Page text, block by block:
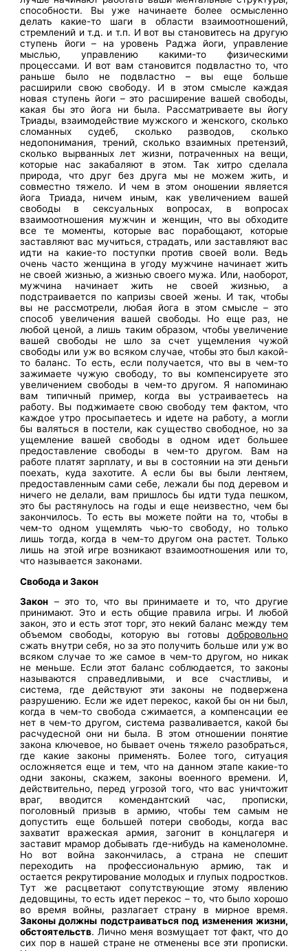
способности. Вы уже начинаете более осмысленно
делать какие-то шаги в области взаимоотношений,
стремлений и т.д. и т.п. И вот вы становитесь на другую
ступень йоги – на уровень Раджа йоги, управление
мыслью, управлению какими-то физическими
процессами. И вот вам становится подвластно то, что
раньше было не подвластно – вы еще больше
расширили свою свободу. И в этом смысле каждая
новая ступень йоги – это расширение вашей свободы,
какая бы это йога ни была. Рассматриваете вы йогу
Триады, взаимодействие мужского и женского, сколько
сломанных судеб, сколько разводов, сколько
недопонимания, трений, сколько взаимных претензий,
сколько вырванных лет жизни, потраченных на вещи,
которые нас закабаляют в этом. Так хитро сделала
природа, что друг без друга мы не можем жить, и
совместно тяжело. И чем в этом оношении является
йога Триада, ничем иным, как увеличением вашей
свободы в сексуальных вопросах, в вопросах
взаимоотношения мужчин и женщин, что вы обходите
все те моменты, которые вас порабощают, которые
заставляют вас мучиться, страдать, или заставляют вас
идти на какие-то поступки против своей воли. Ведь
очень часто женщина в угоду мужчине начинает жить
не своей жизнью, а жизнью своего мужа. Или, наоборот,
мужчина начинает жить не своей жизнью, а
подстраивается по капризы своей жены. И так, чтобы
вы не рассмотрели, любая йога в этом смысле – это
способ увеличения вашей свободы. Но еще раз, не
любой ценой, а лишь таким образом, чтобы увеличение
вашей свободы не шло за счет ущемления чужой
свободы или уж во всяком случае, чтобы это был какой-
то баланс. То есть, если получается, что вы в чем-то
зажимаете чужую свободу, то вы компенсируете это
увеличением свободы в чем-то другом. Я напоминаю
вам типичный пример, когда вы устраиваетесь на
работу. Вы поджимаете свою свободу тем фактом, что
каждое утро просыпаетесь и идете на работу, а могли
бы валяться в постели, как существо свободное, но за
ущемление вашей свободы в одном идет большее
предоставление свободы в чем-то другом. Вам на
работе платят зарплату, и вы в состоянии на эти деньги
поехать, куда захотите. А если бы вы были лентяем,
предоставленным сами себе, лежали бы под деревом и
ничего не делали, вам пришлось бы идти туда пешком,
это бы растянулось на годы и еще неизвестно, чем бы
закончилось. То есть вы можете пойти на то, чтобы в
чем-то одном ущемлять чью-то свободу, но только
лишь тогда, когда в чем-то другом она растет. Только
лишь на этой игре возникают взаимоотношения или то,
что называется законами.
Свобода и Закон
Закон – это то, что вы принимаете и то, что другие
принимают. Это и есть общие правила игры. И любой
закон, это и есть этот торг, это некий баланс между тем
объемом свободы, которую вы готовы добровольно
сжать внутри себя, но за это получить больше или уж во
всяком случае то же самое в чем-то другом, но никак
не меньше. Если этот баланс соблюдается, то законы
называются справедливыми, и все счастливы, и
система, где действуют эти законы не подвержена
разрушению. Если же идет перекос, какой бы он ни был,
когда в чем-то свобода сжимается, а компенсации ее
нет в чем-то другом, система разваливается, какой бы
расчудесной они ни была. В этом отношении понятие
закона ключевое, но бывает очень тяжело разобраться,
где какие законы применять. Более того, ситуация
осложняется еще и тем, что на данном этапе какие-то
одни законы, скажем, законы военного времени. И,
действительно, перед угрозой того, что вас уничтожит
враг, вводится комендантский час, прописки,
поголовный призыв в армию, чтобы тем самым не
допустить еще большей потери свободы, когда вас
захватит вражеская армия, загонит в концлагеря и
заставит мрамор добывать где-нибудь на каменоломне.
Но вот война закончилась, а страна не спешит
переходить на профессиональную армию, так и
остается рекрутирование молодых и глупых подростков.
Тут же расцветают сопутствующие этому явлению
дедовщины, то есть идет перекос – то, что было хорошо
во время войны, разлагает страну в мирное время.
Законы должны подстраиваться под изменения жизни,
обстоятельств. Лично меня возмущает тот факт, что до
сих пор в нашей стране не отменены все эти прописки.